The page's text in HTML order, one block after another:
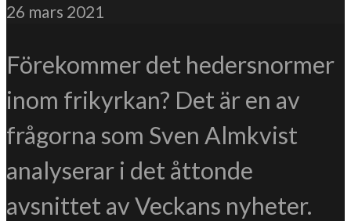
26 mars 2021
Förekommer det hedersnormer
inom frikyrkan? Det är en av
frågorna som Sven Almkvist
analyserar i det åttonde
avsnittet av Veckans nyheter.